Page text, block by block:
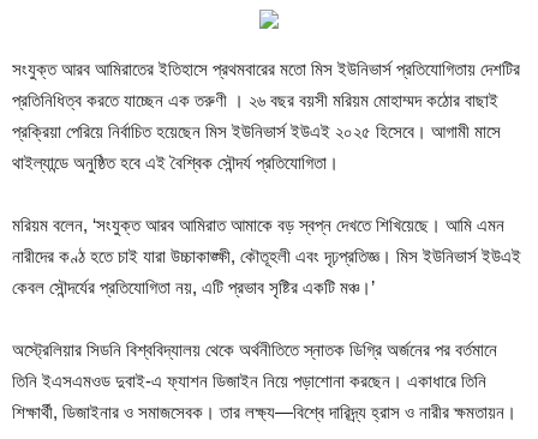
সংযুক্ত আরব আমিরাতের ইতিহাসে প্রথমবারের মতো মিস ইউনিভার্স প্রতিযোগিতায় দেশটির
প্রতিনিধিত্ব করতে যাচ্ছেন এক তরুণী । ২৬ বছর বয়সী মরিয়ম মোহাম্মদ কঠোর বাছাই
প্রক্রিয়া পেরিয়ে নির্বাচিত হয়েছেন মিস ইউনিভার্স ইউএই ২০২৫ হিসেবে। আগামী মাসে
থাইল্যান্ডে অনুষ্ঠিত হবে এই বৈশ্বিক সৌন্দর্য প্রতিযোগিতা।
মরিয়ম বলেন, ‘সংযুক্ত আরব আমিরাত আমাকে বড় স্বপ্ন দেখতে শিখিয়েছে। আমি এমন
নারীদের কণ্ঠ হতে চাই যারা উচ্চাকাঙ্ক্ষী, কৌতূহলী এবং দৃঢ়প্রতিজ্ঞ। মিস ইউনিভার্স ইউএই
কেবল সৌন্দর্যের প্রতিযোগিতা নয়, এটি প্রভাব সৃষ্টির একটি মঞ্চ।’
অস্ট্রেলিয়ার সিডনি বিশ্ববিদ্যালয় থেকে অর্থনীতিতে স্নাতক ডিগ্রি অর্জনের পর বর্তমানে
তিনি ইএসএমওড দুবাই-এ ফ্যাশন ডিজাইন নিয়ে পড়াশোনা করছেন। একাধারে তিনি
শিক্ষার্থী, ডিজাইনার ও সমাজসেবক। তার লক্ষ্য—বিশ্বে দারিদ্র্য হ্রাস ও নারীর ক্ষমতায়ন।